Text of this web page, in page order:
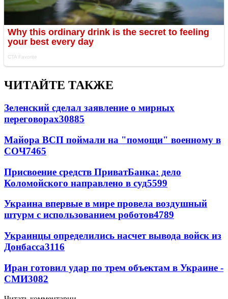
ЧИТАЙТЕ ТАКЖЕ
Зеленский сделал заявление о мирных
переговорах30885
Майора ВСП поймали на "помощи" военному в
СОЧ7465
Присвоение средств ПриватБанка: дело
Коломойского направлено в суд5599
Украина впервые в мире провела воздушный
штурм с использованием роботов4789
Украинцы определились насчет вывода войск из
Донбасса3116
Иран готовил удар по трем объектам в Украине -
СМИ3082